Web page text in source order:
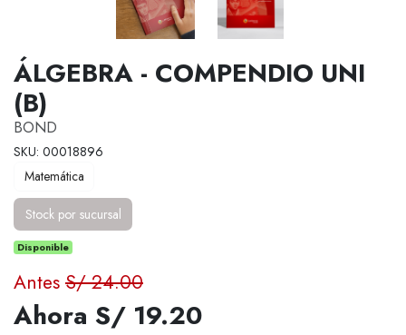
ÁLGEBRA - COMPENDIO UNI
(B)
BOND
SKU: 00018896
Matemática
Stock por sucursal
Disponible
Antes S/ 24.00
Ahora S/ 19.20